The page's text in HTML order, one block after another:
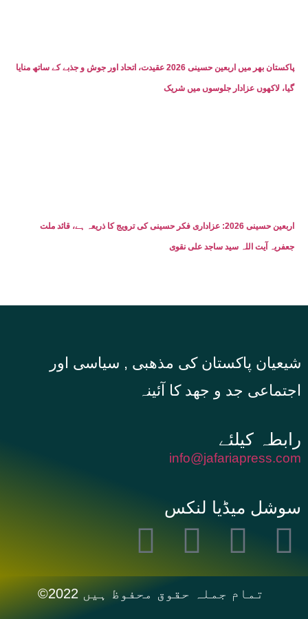
پاکستان بھر میں اربعین حسینی 2026 عقیدت، اتحاد اور جوش و جذبے کے ساتھ منایا
گیا، لاکھوں عزادار جلوسوں میں شریک
اربعین حسینی 2026: عزاداری فکر حسینی کی ترویج کا ذریعہ ہے، قائد ملت
جعفریہ آیت اللہ سید ساجد علی نقوی
شیعیان پاکستان کی مذهبی , سیاسی اور
اجتماعی جد و جهد کا آئینہ
info@jafariapress.com​
سوشل میڈیا لنکس
©2022 تمام جملہ حقوق محفوظ ہیں